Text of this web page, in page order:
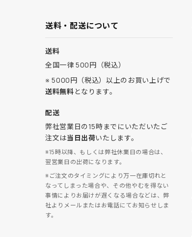
送料・配送について
送料
全国一律 500円（税込）
※ 5000円（税込）以上のお買い上げで
送料無料となります。
配送
弊社営業日の15時までにいただいたご
注文は当日出荷いたします。
※15時以降、もしくは弊社休業日の場合は、
翌営業日の出荷になります。
※ご注文のタイミングにより万一在庫切れと
なってしまった場合や、その他やむを得ない
事情によりお届けが遅くなる場合などは、弊
社よりメールまたはお電話にてお知らせしま
す。